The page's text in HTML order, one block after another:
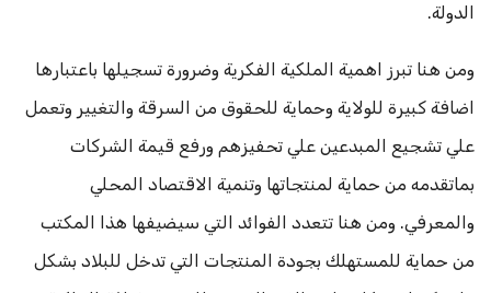
الدولة.
ومن هنا تبرز اهمية الملكية الفكرية وضرورة تسجيلها باعتبارها
اضافة كبيرة للولاية وحماية للحقوق من السرقة والتغيير وتعمل
علي تشجيع المبدعين علي تحفيزهم ورفع قيمة الشركات
بماتقدمه من حماية لمنتجاتها وتنمية الاقتصاد المحلي
والمعرفي. ومن هنا تتعدد الفوائد التي سيضيفها هذا المكتب
من حماية للمستهلك بجودة المنتجات التي تدخل للبلاد بشكل